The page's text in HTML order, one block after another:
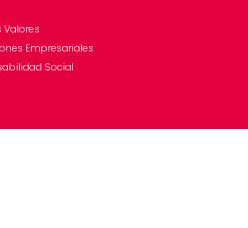
Valores
Empresariales
Social